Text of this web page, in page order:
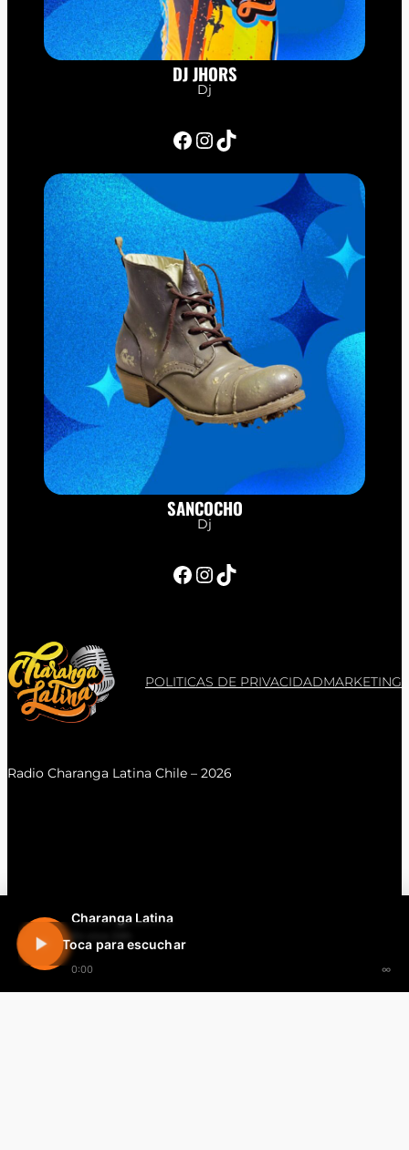
Charanga Latina
En vivo 24h
0:00 ∞
Toca para escuchar
DJ JHORS
Dj
Facebook InstagramTikTok
SANCOCHO
Dj
Facebook InstagramTikTok
POLITICAS DE PRIVACIDADMARKETING
Radio Charanga Latina Chile – 2026